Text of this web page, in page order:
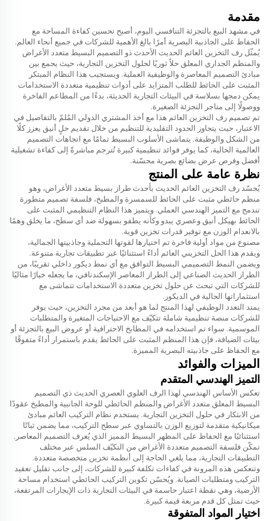
مقدمة
في مشهد البيع بالتجزئة التنافسي اليوم، أصبح تحسين كفاءة المساحة مع
الحفاظ على الجاذبية البصرية أمرًا بالغ الأهمية للشركات في جميع أنحاء العالم.
يُمثّل رف التخزين العائم الحديث الأحدث ذو التصميم البسيط متعدد الأغراض
والمنظم الجداري المعلق حلاً ثوريًا لحلول التخزين التجارية، حيث يجمع بين
مبادئ التصميم المعاصرة والوظيفية العملية. ويستجيب هذا النظام المبتكر
المثبت على الحائط للطلب المتزايد على أدوات تنظيمية متعددة الاستخدامات
يمكن دمجها بسلاسة في البيئات التجارية الحديثة، بدءًا من المطاعم الفاخرة
ووصولًا إلى متاجر التجزئة الصغيرة.
تم تصميم رف التخزين العائم هذا مع أخذ المشتري الدولي المُلمّ بالتفاصيل في
الاعتبار، حيث يتجاوز الحدود التقليدية للتنظيم من خلال تقديم حلٍ أنيق يعزز كلًا
من الشكل والوظيفة. يتماشى الأسلوب البسيط تمامًا مع اتجاهات التصميم
العالمية الحالية، كما يوفر فوائد تنظيمية كبيرة تُترجم مباشرةً إلى كفاءة تشغيلية
أفضل وفرص عرض بضائع بصرية محسّنة.
نظرة عامة على المنتج
يُجسّد رف التخزين العائم الحديث بأحدث طراز بسيط متعدد الأغراض، وهو
منظم حائطي مثبت على الحائط للسمسرة والمطبخ، فلسفة تصميم متطورة
تندمج مع التميز الهندسي العملي. ويتميز هذا النظام التنظيمي المثبت على
الحائط بهيكل أنيق وعصري يبدو وكأنه يطفو بسهولة ضد أي سطح، ما يخلق وهمًا
بالانعدام الوزن مع توفير قدرات تخزين قوية.
مصنوع من مواد أولية فاخرة تم اختيارها لقوتها التحملية وجاذبيتها الجمالية،
ويقدم هذا الحل التخزيني العائم أداءً استثنائيًا عبر تطبيقات تجارية متنوعة.
ويضمن النمط التصميمي البسيط التوافق مع أي نمط ديكور داخلي تقريبًا، من
الطراز الحديث الصناعي إلى الطراز المعاصر الإسكندنافي، ما يجعله خيارًا مثاليًا
للشركات التي تبحث عن حلول تخزين متعددة الاستخدامات تتماشى مع
استثماراتها الحالية في الديكور.
يمتد التعدد الوظيفي لهذا المنتج لما هو أبعد من مجرد التخزين، حيث يوفر
للشركات منصة تنظيمية شاملة تتكيّف مع الاحتياجات المتغيرة والمتطلبات
الموسمية. سواء تم استخدامه في المطابخ الاحترافية أو عروض البيع بالتجزئة أو
بيئات الضيافة، فإن هذا المنظم المثبت على الحائط يقدم باستمرار أداءً متفوقًا
مع الحفاظ على جاذبيته البصرية المميزة.
الميزات والفوائد
التميز الهندسي المتقدم
تعكس الأساس الهندسي لهذا الرف العلوي العصري الحديث ذي التصميم
البسيط المعلق متعدد الأغراض والمنظم الحائطي للوحة الجانبية والمطبخ عقودًا
من الابتكار في حلول التخزين التجارية. يستخدم نظام التركيب العائم مبادئ
ميكانيكية متقدمة لتوزيع الوزن بالتساوي عبر سطح التركيب، مما يضمن ثباتًا
استثنائيًا مع الحفاظ على المظهر البسيط المميز الذي يُعرف التصميم المعاصر.
تمكّن فلسفة التصميم متعددة الأغراض من التكيّف السلس عبر مختلف
التطبيقات التجارية، مما يلغي الحاجة إلى أنظمة تخزين متخصصة متعددة.
وتنعكس هذه المرونة في كفاءات تكلفة كبيرة للشركات، إلى جانب تقليل تعقيد
التركيب ومتطلبات الصيانة. ويُحسّن تكوين التركيب الحائطي استخدام مساحة
الأرضية، وهي نقطة اعتبار حاسمة في البيئات التجارية ذات الإيجارات المرتفعة،
حيث تمثل كل قدم مربعة قيمة كبيرة.
اختيار المواد المتفوقة